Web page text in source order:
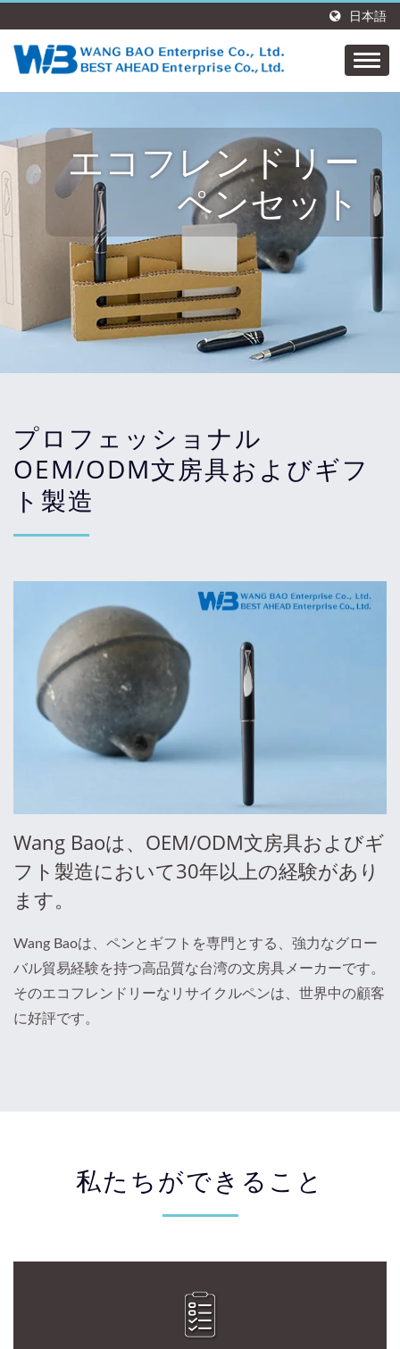
日本語
エコフレンドリー
ペンセット
プロフェッショナル
OEM/ODM文房具およびギフ
ト製造
Wang Baoは、OEM/ODM文房具およびギ
フト製造において30年以上の経験があり
ます。
Wang Baoは、ペンとギフトを専門とする、強力なグロー
バル貿易経験を持つ高品質な台湾の文房具メーカーです。
そのエコフレンドリーなリサイクルペンは、世界中の顧客
に好評です。
私たちができること